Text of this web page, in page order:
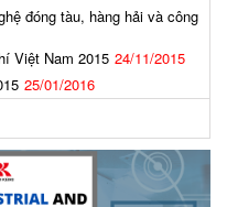
đóng tàu, hàng hải và công
Việt Nam 2015 24/11/2015
25/01/2016